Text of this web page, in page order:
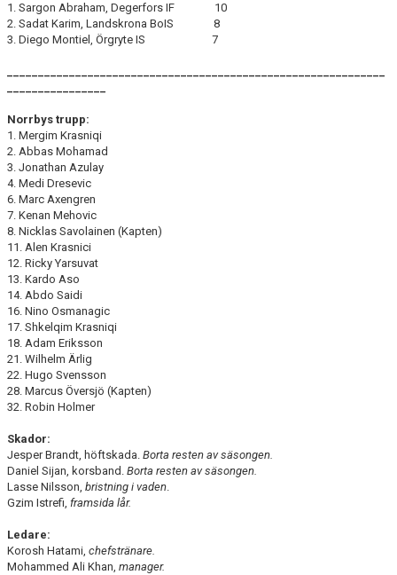
1. Sargon Abraham, Degerfors IF 10
2. Sadat Karim, Landskrona BoIS 8
3. Diego Montiel, Örgryte IS 7
_____________________________________________________________
________________
Norrbys trupp:
1. Mergim Krasniqi
2. Abbas Mohamad
3. Jonathan Azulay
4. Medi Dresevic
6. Marc Axengren
7. Kenan Mehovic
8. Nicklas Savolainen (Kapten)
11. Alen Krasnici
12. Ricky Yarsuvat
13. Kardo Aso
14. Abdo Saidi
16. Nino Osmanagic
17. Shkelqim Krasniqi
18. Adam Eriksson
21. Wilhelm Ärlig
22. Hugo Svensson
28. Marcus Översjö (Kapten)
32. Robin Holmer
Skador:
Jesper Brandt, höftskada. Borta resten av säsongen.
Daniel Sijan, korsband. Borta resten av säsongen.
Lasse Nilsson, bristning i vaden.
Gzim Istrefi, framsida lår.
Ledare:
Korosh Hatami, chefstränare.
Mohammed Ali Khan, manager.